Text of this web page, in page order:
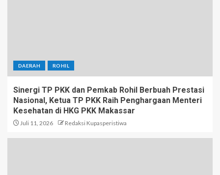
DAERAH ROHIL
Sinergi TP PKK dan Pemkab Rohil Berbuah Prestasi
Nasional, Ketua TP PKK Raih Penghargaan Menteri
Kesehatan di HKG PKK Makassar
Juli 11, 2026 Redaksi Kupasperistiwa